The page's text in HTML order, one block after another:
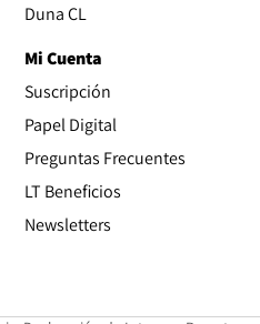
Duna CL
Mi Cuenta
Suscripción
Papel Digital
Preguntas Frecuentes
LT Beneficios
Newsletters